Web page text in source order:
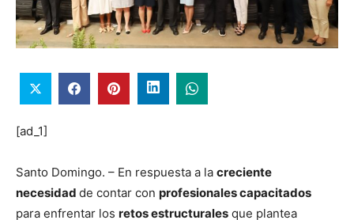
[ad_1]
Santo Domingo. – En respuesta a la creciente
necesidad de contar con profesionales capacitados
para enfrentar los retos estructurales que plantea